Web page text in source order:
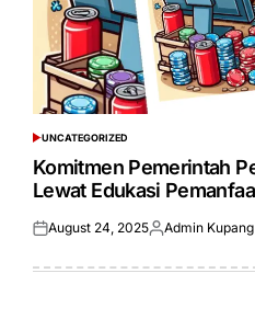
POSTED
IN
UNCATEGORIZED
Komitmen Pemerintah
Lewat Edukasi
Posted
August 24, 2025Posted
Admin